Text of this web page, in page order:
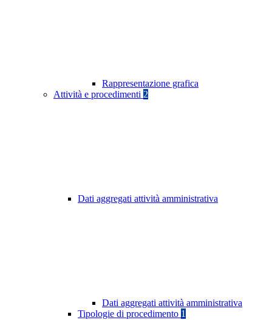
Rappresentazione grafica
Attività e procedimenti 2
Dati aggregati attività amministrativa
Dati aggregati attività amministrativa
Tipologie di procedimento 1